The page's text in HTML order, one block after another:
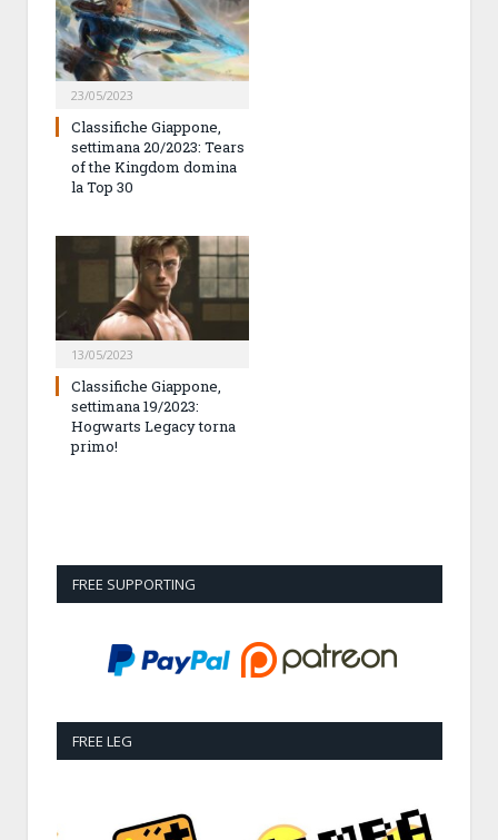
23/05/2023
Classifiche Giappone,
settimana 20/2023: Tears
of the Kingdom domina
la Top 30
13/05/2023
Classifiche Giappone,
settimana 19/2023:
Hogwarts Legacy torna
primo!
FREE SUPPORTING
FREE LEG